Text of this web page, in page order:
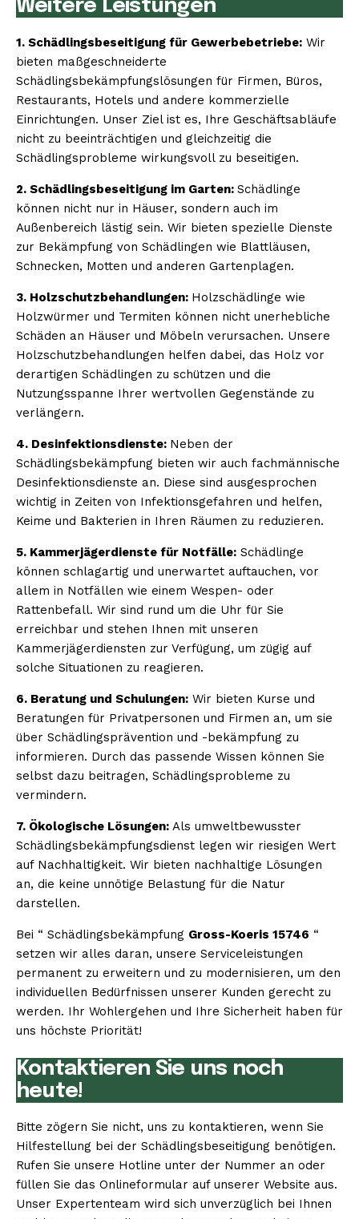
Weitere Leistungen
1. Schädlingsbeseitigung für Gewerbebetriebe: Wir
bieten maßgeschneiderte
Schädlingsbekämpfungslösungen für Firmen, Büros,
Restaurants, Hotels und andere kommerzielle
Einrichtungen. Unser Ziel ist es, Ihre Geschäftsabläufe
nicht zu beeinträchtigen und gleichzeitig die
Schädlingsprobleme wirkungsvoll zu beseitigen.
2. Schädlingsbeseitigung im Garten: Schädlinge
können nicht nur in Häuser, sondern auch im
Außenbereich lästig sein. Wir bieten spezielle Dienste
zur Bekämpfung von Schädlingen wie Blattläusen,
Schnecken, Motten und anderen Gartenplagen.
3. Holzschutzbehandlungen: Holzschädlinge wie
Holzwürmer und Termiten können nicht unerhebliche
Schäden an Häuser und Möbeln verursachen. Unsere
Holzschutzbehandlungen helfen dabei, das Holz vor
derartigen Schädlingen zu schützen und die
Nutzungsspanne Ihrer wertvollen Gegenstände zu
verlängern.
4. Desinfektionsdienste: Neben der
Schädlingsbekämpfung bieten wir auch fachmännische
Desinfektionsdienste an. Diese sind ausgesprochen
wichtig in Zeiten von Infektionsgefahren und helfen,
Keime und Bakterien in Ihren Räumen zu reduzieren.
5. Kammerjägerdienste für Notfälle: Schädlinge
können schlagartig und unerwartet auftauchen, vor
allem in Notfällen wie einem Wespen- oder
Rattenbefall. Wir sind rund um die Uhr für Sie
erreichbar und stehen Ihnen mit unseren
Kammerjägerdiensten zur Verfügung, um zügig auf
solche Situationen zu reagieren.
6. Beratung und Schulungen: Wir bieten Kurse und
Beratungen für Privatpersonen und Firmen an, um sie
über Schädlingsprävention und -bekämpfung zu
informieren. Durch das passende Wissen können Sie
selbst dazu beitragen, Schädlingsprobleme zu
vermindern.
7. Ökologische Lösungen: Als umweltbewusster
Schädlingsbekämpfungsdienst legen wir riesigen Wert
auf Nachhaltigkeit. Wir bieten nachhaltige Lösungen
an, die keine unnötige Belastung für die Natur
darstellen.
Bei “ Schädlingsbekämpfung Gross-Koeris 15746 “
setzen wir alles daran, unsere Serviceleistungen
permanent zu erweitern und zu modernisieren, um den
individuellen Bedürfnissen unserer Kunden gerecht zu
werden. Ihr Wohlergehen und Ihre Sicherheit haben für
uns höchste Priorität!
Kontaktieren Sie uns noch
heute!
Bitte zögern Sie nicht, uns zu kontaktieren, wenn Sie
Hilfestellung bei der Schädlingsbeseitigung benötigen.
Rufen Sie unsere Hotline unter der Nummer an oder
füllen Sie das Onlineformular auf unserer Website aus.
Unser Expertenteam wird sich unverzüglich bei Ihnen